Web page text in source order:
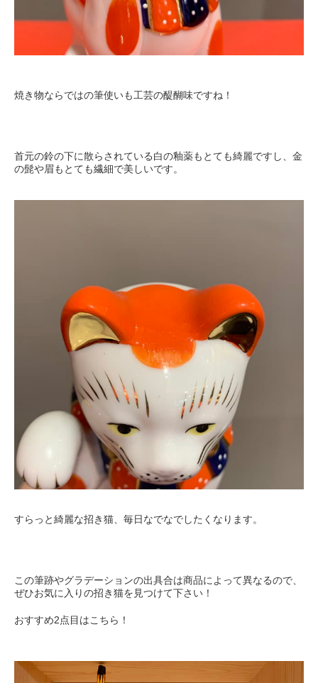
焼き物ならではの筆使いも工芸の醍醐味ですね！
首元の鈴の下に散らされている白の釉薬もとても綺麗ですし、金
の髭や眉もとても繊細で美しいです。
すらっと綺麗な招き猫、毎日なでなでしたくなります。
この筆跡やグラデーションの出具合は商品によって異なるので、
ぜひお気に入りの招き猫を見つけて下さい！
おすすめ2点目はこちら！